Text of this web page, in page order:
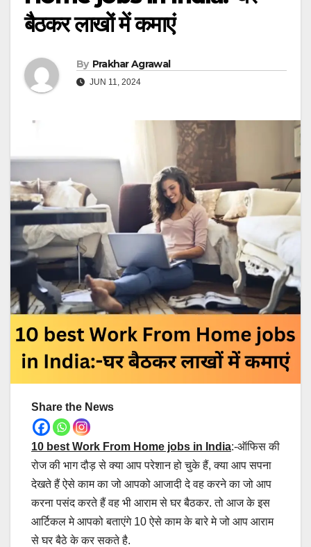
बैठकर लाखों में कमाएं
By Prakhar Agrawal
JUN 11, 2024
Share the News
10 best Work From Home jobs in India:-ऑफिस की
रोज की भाग दौड़ से क्या आप परेशान हो चुके हैं, क्या आप सपना
देखते हैं ऐसे काम का जो आपको आजादी दे वह करने का जो आप
करना पसंद करते हैं वह भी आराम से घर बैठकर. तो आज के इस
आर्टिकल मे आपको बताएंगे 10 ऐसे काम के बारे मे जो आप आराम
से घर बैठे के कर सकते है.